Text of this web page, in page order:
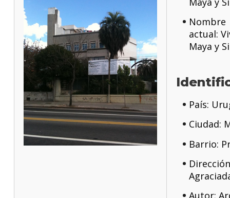
Nombre
actual:
Maya y
País:
Ciudad:
Barrio: